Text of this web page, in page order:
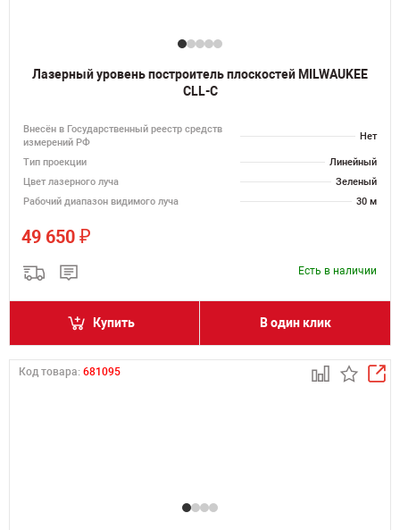
Лазерный уровень построитель плоскостей MILWAUKEE
CLL-C
Внесён в Государственный реестр средств
измерений РФ
Нет
Тип проекции
Линейный
Цвет лазерного луча
Зеленый
Рабочий диапазон видимого луча
30 м
49 650 ₽
Есть в наличии
Купить В один клик
Код товара: 681095